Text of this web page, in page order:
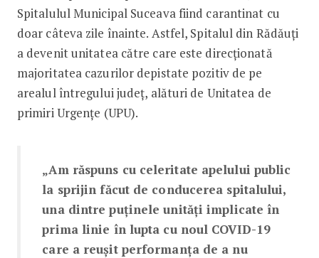
Spitalulul Municipal Suceava fiind carantinat cu
doar câteva zile înainte. Astfel, Spitalul din Rădăuți
a devenit unitatea către care este direcționată
majoritatea cazurilor depistate pozitiv de pe
arealul întregului județ, alături de Unitatea de
primiri Urgențe (UPU).
„Am răspuns cu celeritate apelului public
la sprijin făcut de conducerea spitalului,
una dintre puținele unități implicate în
prima linie în lupta cu noul COVID-19
care a reușit performanța de a nu